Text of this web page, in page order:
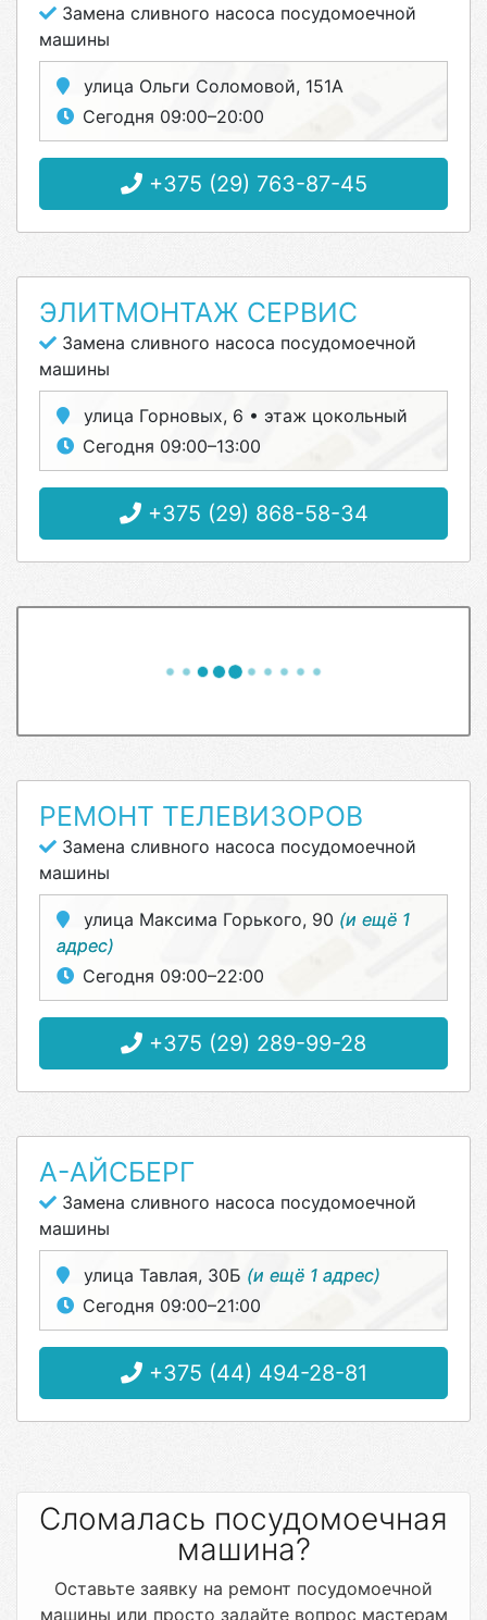
Замена сливного насоса посудомоечной
машины
улица Ольги Соломовой, 151А
Сегодня 09:00–20:00
+375 (29) 763-87-45
ЭЛИТМОНТАЖ СЕРВИС
Замена сливного насоса посудомоечной
машины
улица Горновых, 6 • этаж цокольный
Сегодня 09:00–13:00
+375 (29) 868-58-34
РЕМОНТ ТЕЛЕВИЗОРОВ
Замена сливного насоса посудомоечной
машины
улица Максима Горького, 90 (и ещё 1
адрес)
Сегодня 09:00–22:00
+375 (29) 289-99-28
А-АЙСБЕРГ
Замена сливного насоса посудомоечной
машины
улица Тавлая, 30Б (и ещё 1 адрес)
Сегодня 09:00–21:00
+375 (44) 494-28-81
Сломалась посудомоечная
машина?
Оставьте заявку на ремонт посудомоечной
машины или просто задайте вопрос мастерам